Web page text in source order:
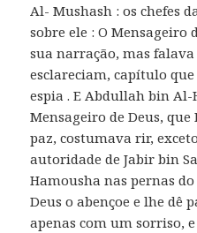
Al- Mushash : os chefes
sobre ele : O Mensageiro
sua narração, mas
esclareciam, capítulo
espia . E Abdullah bin Al-
Mensageiro de Deus, que
paz, costumava rir,
autoridade de Jabir bin
Hamousha nas pernas
Deus o abençoe e lhe dê
apenas com um sorriso,